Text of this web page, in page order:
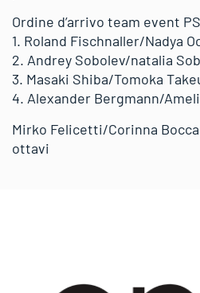
Ordine d’arrivo team event
1. Roland Fischnaller/Nadya
2. Andrey Sobolev/natalia
3. Masaki Shiba/Tomoka
4. Alexander Bergmann/
Mirko Felicetti/Corinna
ottavi